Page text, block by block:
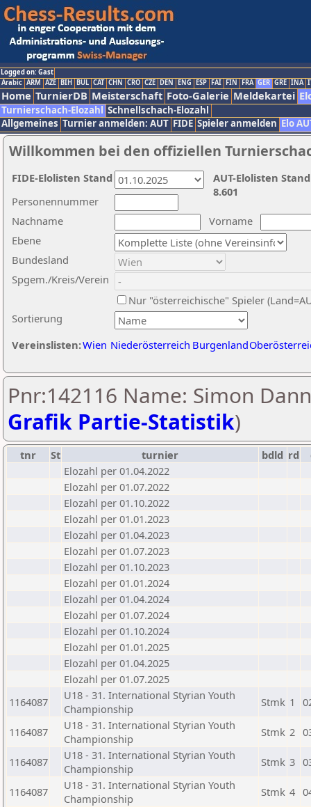
Logged on: Gast
Arabic ARM AZE BIH BUL CAT CHN CRO CZE DEN ENG ESP FAI FIN FRA GER GRE INA
Home TurnierDB Meisterschaft Foto-Galerie Meldekartei
Turnierschach-Elozahl Schnellschach-Elozahl
Allgemeines Turnier anmelden: AUT FIDE Spieler anmelden Elo
Willkommen bei den offiziellen
Nachname
Vorname
Ebene
Sortierung
Personennummer
Bundesland
Spgem./Kreis/Verein
Nur "österreichische" Spieler
Vereinslisten:Wien Niederösterreich Burgenland
AUT-Elolisten
8.601
FIDE-Elolisten Stand
Pnr:142116 Name: Simon
Grafik Partie-Statistik)
tnr St turnier bdld rd
Elozahl per 01.04.2022
Elozahl per 01.07.2022
Elozahl per 01.10.2022
Elozahl per 01.01.2023
Elozahl per 01.04.2023
Elozahl per 01.07.2023
Elozahl per 01.10.2023
Elozahl per 01.01.2024
Elozahl per 01.04.2024
Elozahl per 01.07.2024
Elozahl per 01.10.2024
Elozahl per 01.01.2025
Elozahl per 01.04.2025
Elozahl per 01.07.2025
1164087
U18 - 31. International Styrian Youth
Championship
Stmk 1
1164087
U18 - 31. International Styrian Youth
Championship
Stmk 2
1164087
U18 - 31. International Styrian Youth
Championship
Stmk 3
1164087
U18 - 31. International Styrian Youth
Championship
Stmk 4